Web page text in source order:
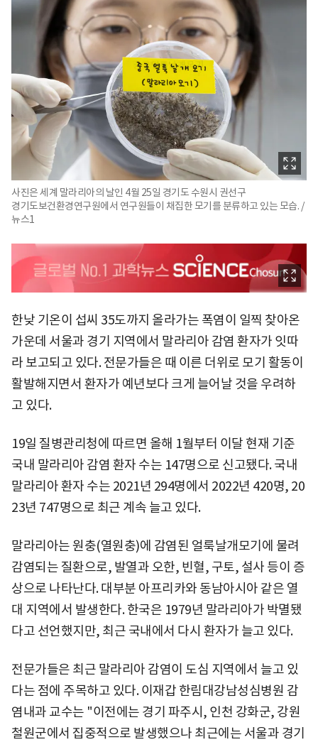
사진은 세계 말라리아의 날인 4월 25일 경기도 수원시 권선구
경기도보건환경연구원에서 연구원들이 채집한 모기를 분류하고 있는 모습. /
뉴스1
한낮 기온이 섭씨 35도까지 올라가는 폭염이 일찍 찾아온
가운데 서울과 경기 지역에서 말라리아 감염 환자가 잇따
라 보고되고 있다. 전문가들은 때 이른 더위로 모기 활동이
활발해지면서 환자가 예년보다 크게 늘어날 것을 우려하
고 있다.
19일 질병관리청에 따르면 올해 1월부터 이달 현재 기준
국내 말라리아 감염 환자 수는 147명으로 신고됐다. 국내
말라리아 환자 수는 2021년 294명에서 2022년 420명, 20
23년 747명으로 최근 계속 늘고 있다.
말라리아는 원충(열원충)에 감염된 얼룩날개모기에 물려
감염되는 질환으로, 발열과 오한, 빈혈, 구토, 설사 등이 증
상으로 나타난다. 대부분 아프리카와 동남아시아 같은 열
대 지역에서 발생한다. 한국은 1979년 말라리아가 박멸됐
다고 선언했지만, 최근 국내에서 다시 환자가 늘고 있다.
전문가들은 최근 말라리아 감염이 도심 지역에서 늘고 있
다는 점에 주목하고 있다. 이재갑 한림대강남성심병원 감
염내과 교수는 "이전에는 경기 파주시, 인천 강화군, 강원
철원군에서 집중적으로 발생했으나 최근에는 서울과 경기